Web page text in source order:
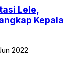
Lele,
Kepala
2022